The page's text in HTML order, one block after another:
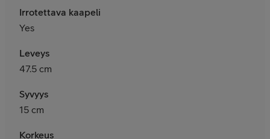
Irrotettava kaapeli
Yes
Leveys
47.5 cm
Syvyys
15 cm
Korkeus